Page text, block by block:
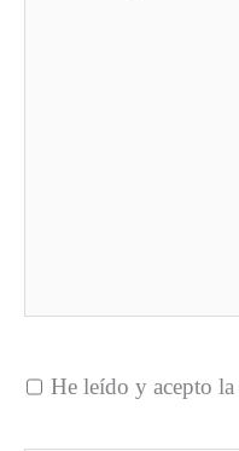
He leído y acepto la